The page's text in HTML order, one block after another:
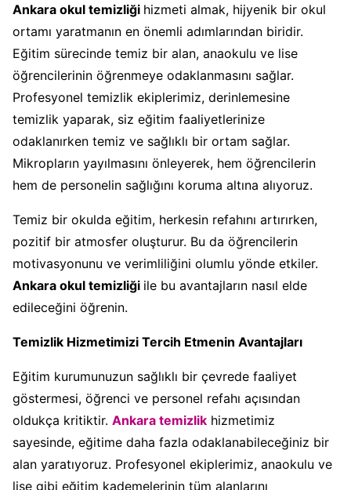
Ankara okul temizliği hizmeti almak, hijyenik bir okul
ortamı yaratmanın en önemli adımlarından biridir.
Eğitim sürecinde temiz bir alan, anaokulu ve lise
öğrencilerinin öğrenmeye odaklanmasını sağlar.
Profesyonel temizlik ekiplerimiz, derinlemesine
temizlik yaparak, siz eğitim faaliyetlerinize
odaklanırken temiz ve sağlıklı bir ortam sağlar.
Mikropların yayılmasını önleyerek, hem öğrencilerin
hem de personelin sağlığını koruma altına alıyoruz.
Temiz bir okulda eğitim, herkesin refahını artırırken,
pozitif bir atmosfer oluşturur. Bu da öğrencilerin
motivasyonunu ve verimliliğini olumlu yönde etkiler.
Ankara okul temizliği ile bu avantajların nasıl elde
edileceğini öğrenin.
Temizlik Hizmetimizi Tercih Etmenin Avantajları
Eğitim kurumunuzun sağlıklı bir çevrede faaliyet
göstermesi, öğrenci ve personel refahı açısından
oldukça kritiktir. Ankara temizlik hizmetimiz
sayesinde, eğitime daha fazla odaklanabileceğiniz bir
alan yaratıyoruz. Profesyonel ekiplerimiz, anaokulu ve
lise gibi eğitim kademelerinin tüm alanlarını